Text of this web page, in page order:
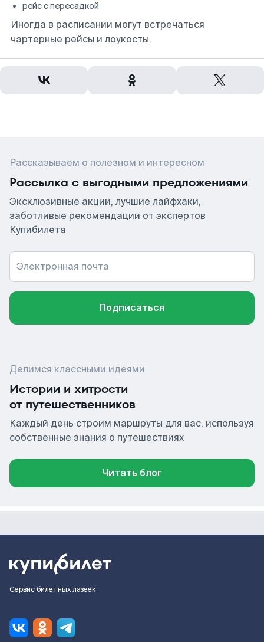
рейс с пересадкой
Иногда в расписании могут встречаться
чартерные рейсы и лоукосты.
Рассказываем о полезном и интересном
Рассылка с выгодными предложениями
Эксклюзивные акции, лучшие лайфхаки,
заботливые рекомендации от экспертов
Купибилета
Электронная почта
Подписаться
Делимся классными идеями
Истории и хитрости
от путешественников
Каждый день строим маршруты для вас, используя
собственные знания о путешествиях
Читать блог
Сервис билетных лазеек